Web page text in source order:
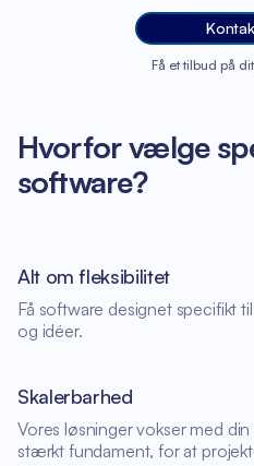
Få et tilbud på
Hvorfor vælge
software?
Alt om fleksibilitet
Få software designet specifikt
og idéer.
Skalerbarhed
Vores løsninger vokser med
stærkt fundament, for at